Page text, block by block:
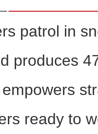
patrol in
produces
ready to